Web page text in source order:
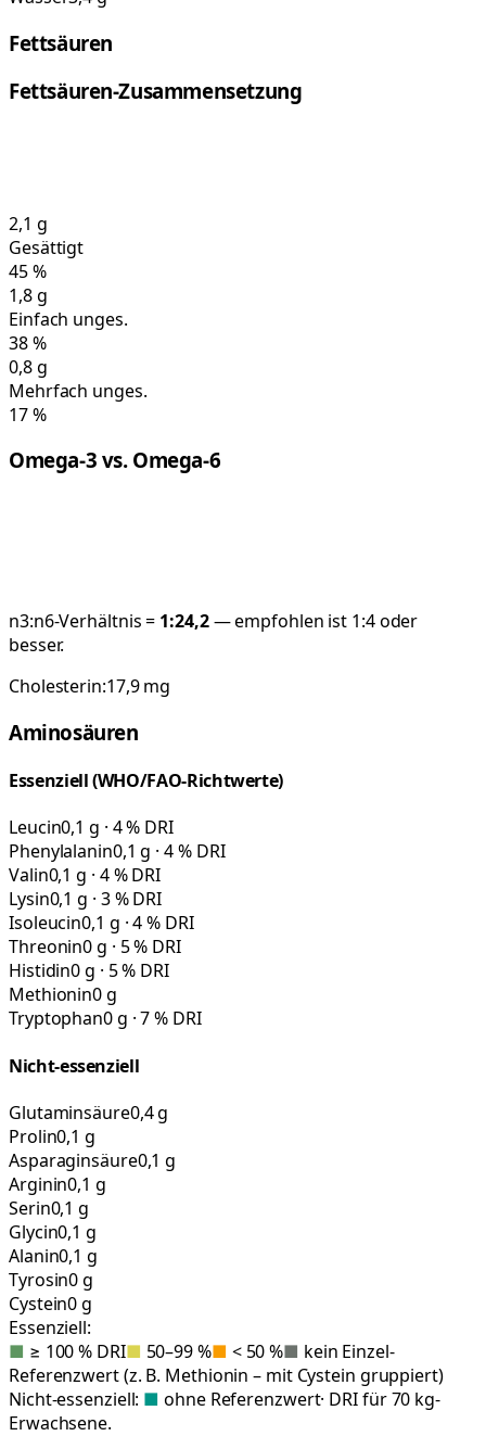
Fettsäuren
Fettsäuren-Zusammensetzung
2,1 g
Gesättigt
45%
1,8g
Einfach unges.
38%
0,8g
Mehrfach unges.
17%
Omega-3 vs. Omega-6
n3:n6-Verhältnis = 1:24,2— empfohlen ist 1:4 oder
besser.
Cholesterin:17,9mg
Aminosäuren
Essenziell (WHO/FAO-Richtwerte)
Leucin0,1 g · 4 % DRI
Phenylalanin0,1 g · 4 % DRI
Valin0,1 g · 4 % DRI
Lysin0,1 g · 3 % DRI
Isoleucin0,1 g · 4 % DRI
Threonin0 g · 5 % DRI
Histidin0 g · 5 % DRI
Methionin0 g
Tryptophan0 g · 7 % DRI
Nicht-essenziell
Glutaminsäure0,4 g
Prolin0,1 g
Asparaginsäure0,1 g
Arginin0,1 g
Serin0,1 g
Glycin0,1 g
Alanin0,1 g
Tyrosin0 g
Cystein0 g
Essenziell:
■ ≥ 100 % DRI■ 50–99 %■ < 50 %■ kein Einzel-
Referenzwert (z. B. Methionin – mit Cystein gruppiert)
Nicht-essenziell: ■ ohne Referenzwert· DRI für 70 kg-
Erwachsene.